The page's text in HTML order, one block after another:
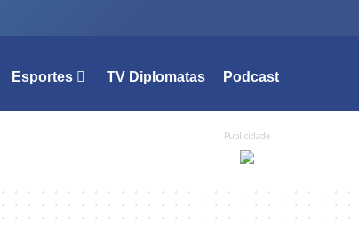
Esportes TV Diplomatas Podcast
Publicidade